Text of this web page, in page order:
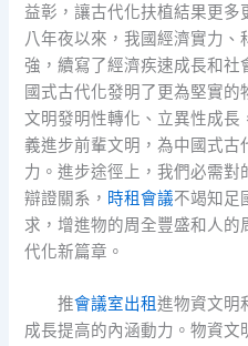
益彰，讓古代化扶植結果更多
八年夜以來，我國經濟實力
強，續寫了經濟疾速成長和社
國式古代化發明了更為堅實
文明發明性轉化、立異性成長
義進步前輩文明，為中國式
力。進步途徑上，我們必需
辯證關系， 時租會議不竭知足
求，增進物的周全豐盛和人
代化新篇章。
推會議室出租進物資文明
成長提高的內涵動力。物資